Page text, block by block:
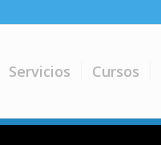
Servicios Cursos